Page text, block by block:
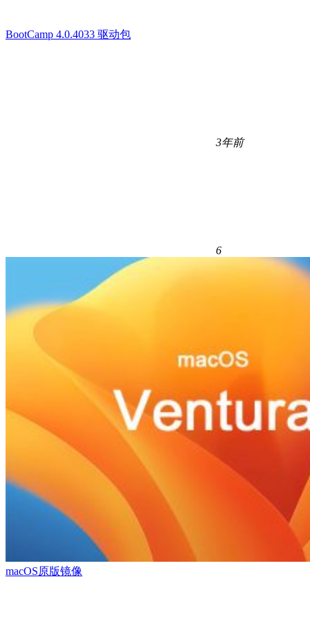
BootCamp 4.0.4033 驱动包
3年前
6
macOS原版镜像